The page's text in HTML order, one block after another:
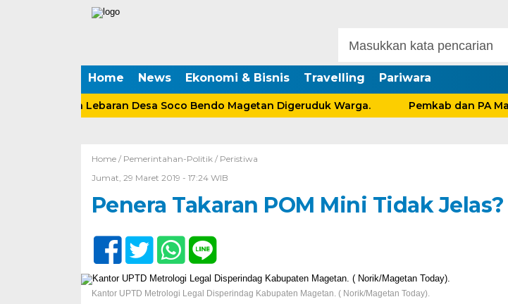
Home News Ekonomi & Bisnis Travelling Pariwara
Tabungan Lebaran Desa Soco Bendo Magetan Digeruduk Warga. Pemkab dan PA
Home / Pemerintahan-Politik/ Peristiwa
Jumat, 29 Maret 2019 - 17:24 WIB
Penera Takaran POM Mini Tidak Jelas?
Kantor UPTD Metrologi Legal Disperindag Kabupaten Magetan. ( Norik/Magetan Today).